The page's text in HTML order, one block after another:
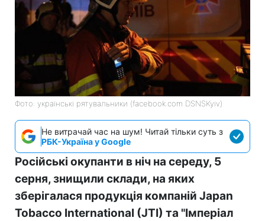
Фото: українські рятувальники (facebook.com DSNSKyiv)
Не витрачай час на шум! Читай тільки суть з
РБК-Україна у Google
Російські окупанти в ніч на середу, 5
серня, знищили склади, на яких
зберігалася продукція компаній Japan
Tobacco International (JTI) та "Імперіал